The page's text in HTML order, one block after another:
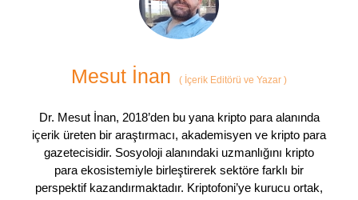
Mesut İnan ( İçerik Editörü ve Yazar )
Dr. Mesut İnan, 2018’den bu yana kripto para alanında
içerik üreten bir araştırmacı, akademisyen ve kripto para
gazetecisidir. Sosyoloji alanındaki uzmanlığını kripto
para ekosistemiyle birleştirerek sektöre farklı bir
perspektif kazandırmaktadır. Kriptofoni’ye kurucu ortak,